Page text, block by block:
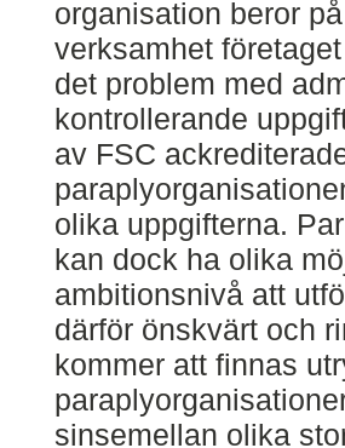
organisation beror
verksamhet
det problem med
kontrollerande
av FSC
olika uppgifterna.
kan dock ha olika
ambitionsnivå att
därför önskvärt och
kommer att finnas
sinsemellan olika